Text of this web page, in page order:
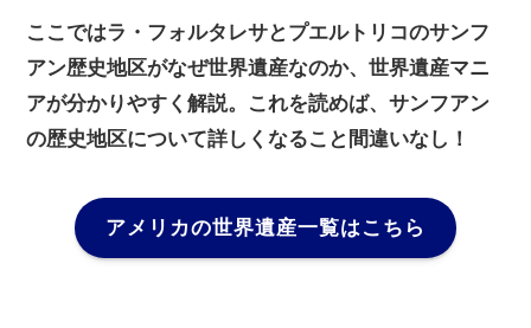
ここではラ・フォルタレサとプエルトリコのサンフ
アン歴史地区がなぜ世界遺産なのか、世界遺産マニ
アが分かりやすく解説。これを読めば、サンフアン
の歴史地区について詳しくなること間違いなし！
アメリカの世界遺産一覧はこちら